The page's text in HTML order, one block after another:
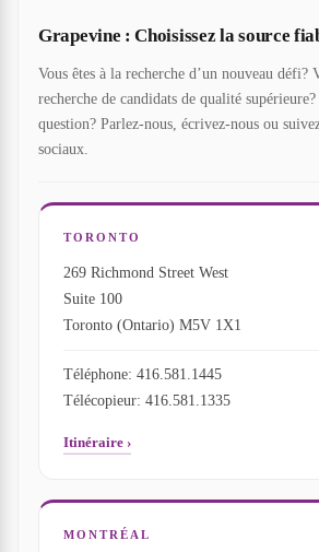
Grapevine : Choisissez la source
Vous êtes à la recherche d’un nouveau défi?
recherche de candidats de qualité
question? Parlez-nous, écrivez-nous ou
sociaux.
TORONTO
269 Richmond Street West
Suite 100
Toronto (Ontario) M5V 1X1
Téléphone: 416.581.1445
Télécopieur: 416.581.1335
Itinéraire ›
MONTRÉAL